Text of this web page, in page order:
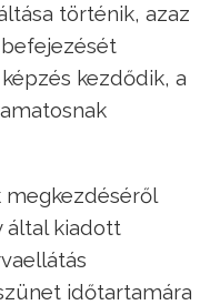
történik, azaz
kezdődik, a
által kiadott
időtartamára